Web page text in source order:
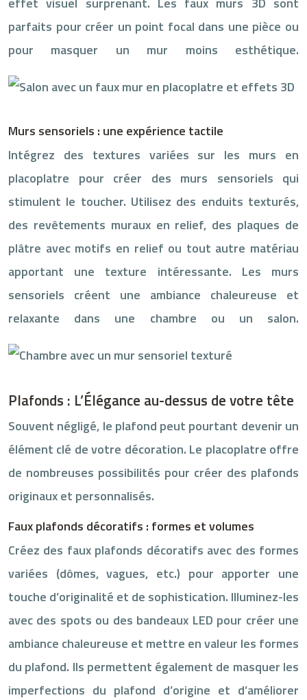
parfaits pour créer un point focal dans une pièce ou
pour masquer un mur moins esthétique.
Murs sensoriels : une expérience tactile
Intégrez des textures variées sur les murs en
placoplatre pour créer des murs sensoriels qui
stimulent le toucher. Utilisez des enduits texturés,
des revêtements muraux en relief, des plaques de
plâtre avec motifs en relief ou tout autre matériau
apportant une texture intéressante. Les murs
sensoriels créent une ambiance chaleureuse et
relaxante dans une chambre ou un salon.
Plafonds : L’Élégance au-dessus de votre tête
Souvent négligé, le plafond peut pourtant devenir un
élément clé de votre décoration. Le placoplatre offre
de nombreuses possibilités pour créer des plafonds
originaux et personnalisés.
Faux plafonds décoratifs : formes et volumes
Créez des faux plafonds décoratifs avec des formes
variées (dômes, vagues, etc.) pour apporter une
touche d’originalité et de sophistication. Illuminez-les
avec des spots ou des bandeaux LED pour créer une
ambiance chaleureuse et mettre en valeur les formes
du plafond. Ils permettent également de masquer les
imperfections du plafond d’origine et d’améliorer